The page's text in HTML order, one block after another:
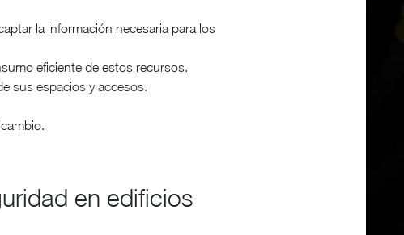
la información necesaria para los
eficiente de estos recursos.
sus espacios y accesos.
en edificios